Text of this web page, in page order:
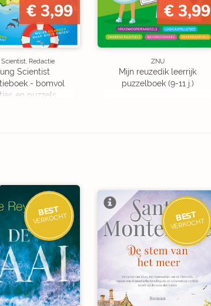
€ 3,99
Redactie
Scientist
- bomvol
en puzzels
€ 3,99
ZNU
Mijn reuzedik leerrijk
puzzelboek (9-11 j.)
BEST
VERKOCHT BEST
VERKOCHT